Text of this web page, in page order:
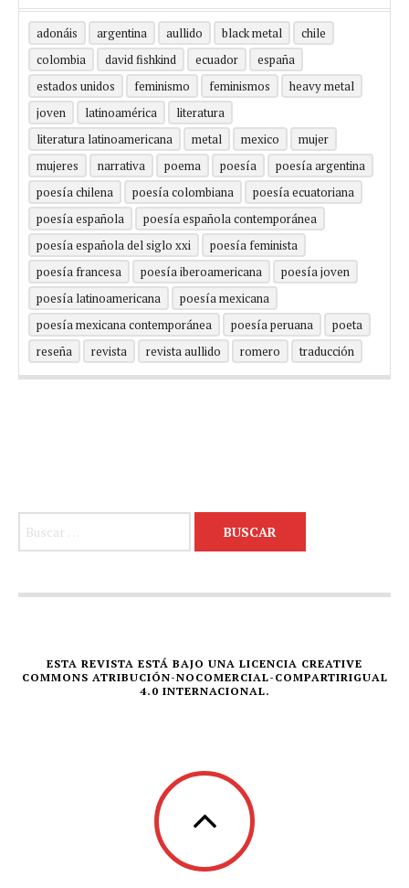
adonáis argentina aullido black metal
chile
colombia
david fishkind ecuador
españa
estados unidos
feminismo feminismos
heavy metal
joven
latinoamérica
literatura
literatura latinoamericana
metal mexico
mujer
mujeres
narrativa poema poesía
poesía argentina
poesía chilena
poesía colombiana
poesía ecuatoriana
poesía española
poesía española contemporánea
poesía española del siglo xxi
poesía feminista
poesía francesa
poesía iberoamericana
poesía joven
poesía latinoamericana
poesía mexicana
poesía mexicana contemporánea
poesía peruana
poeta
reseña
revista revista aullido romero traducción
ESTA REVISTA ESTÁ BAJO UNA LICENCIA CREATIVE
COMMONS ATRIBUCIÓN-NOCOMERCIAL-COMPARTIRIGUAL
4.0 INTERNACIONAL.